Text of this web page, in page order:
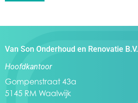
Van Son Onderhoud en Renovatie B.V.
Hoofdkantoor
Gompenstraat 43a
5145 RM Waalwijk